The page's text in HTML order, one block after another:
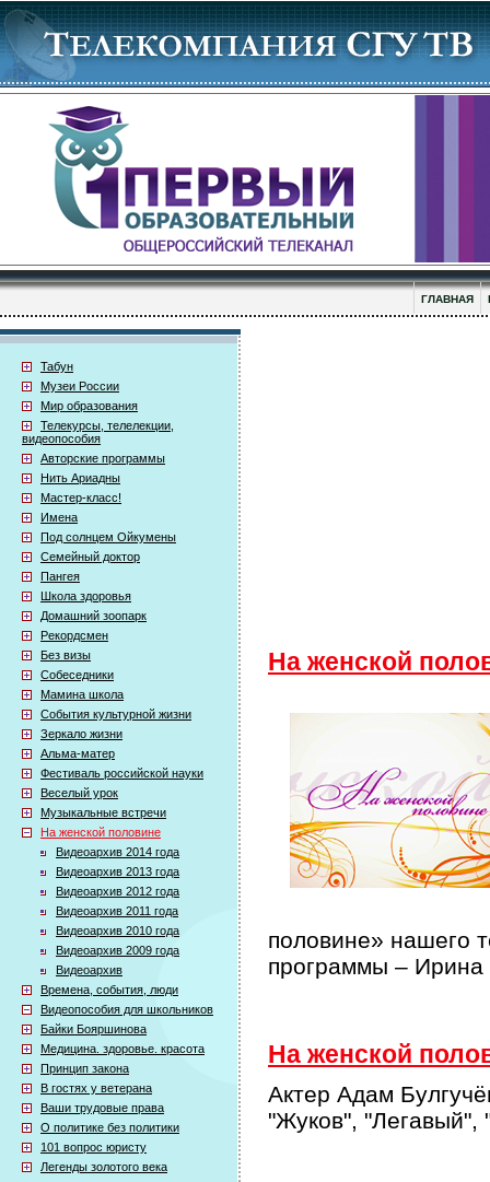
ГЛАВНАЯ
Табун
Музеи России
Мир образования
Телекурсы, телелекции,
видеопособия
Авторские программы
Нить Ариадны
Мастер-класс!
Имена
Под солнцем Ойкумены
Семейный доктор
Пангея
Школа здоровья
Домашний зоопарк
Рекордсмен
Без визы
Собеседники
Мамина школа
События культурной жизни
Зеркало жизни
Альма-матер
Фестиваль российской науки
Веселый урок
Музыкальные встречи
На женской половине
Видеоархив 2014 года
Видеоархив 2013 года
Видеоархив 2012 года
Видеоархив 2011 года
Видеоархив 2010 года
Видеоархив 2009 года
Видеоархив
Времена, события, люди
Видеопособия для школьников
Байки Бояршинова
Медицина. здоровье. красота
Принцип закона
В гостях у ветерана
Ваши трудовые права
О политике без политики
101 вопрос юристу
Легенды золотого века
На женской
половине» нашего
программы –
На женской
Актер Адам
"Жуков", "Легавый",